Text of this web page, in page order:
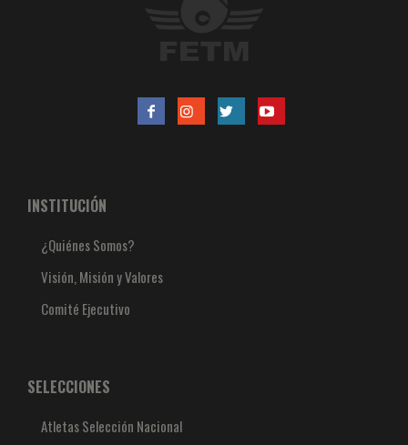
INSTITUCIÓN
¿Quiénes Somos?
Visión, Misión y Valores
Comité Ejecutivo
SELECCIONES
Atletas Selección Nacional